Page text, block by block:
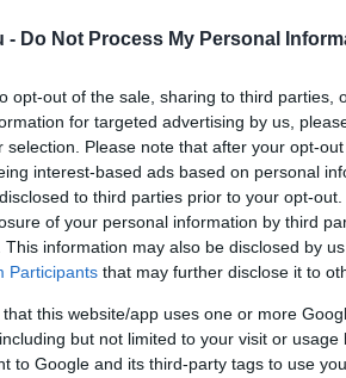
- Do Not Process My Personal
opt-out of the sale, sharing to third parties,
for targeted advertising by us,
selection. Please note that after your opt-
interest-based ads based on personal
to third parties prior to your opt-
of your personal information by third
This information may also be disclosed by
Participants that may further disclose it to
that this website/app uses one or more
but not limited to your visit or
to Google and its third-party tags to use